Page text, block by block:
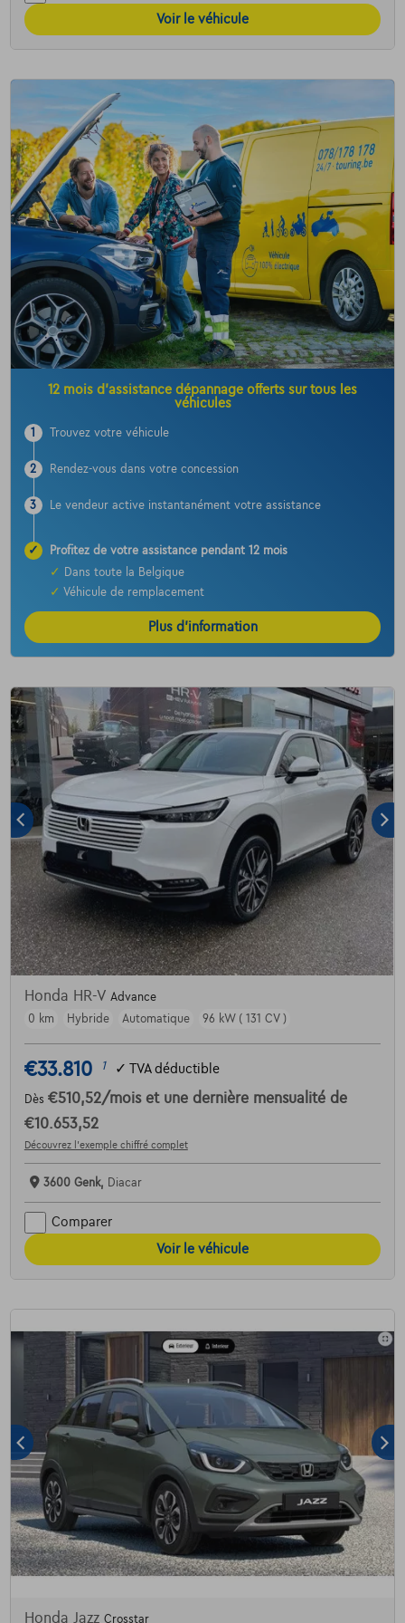
Voir le véhicule
12 mois d’assistance dépannage offerts sur tous les
véhicules
1 Trouvez votre véhicule
2 Rendez-vous dans votre concession
3 Le vendeur active instantanément votre assistance
✓
Profitez de votre assistance pendant 12 mois
✓
Dans toute la Belgique
✓ Véhicule de remplacement
Plus d’information
Honda HR-V Advance
0 km
Hybride Automatique 96 kW ( 131 CV )
€33.810 1 ✓ TVA déductible
Dès €510,52/mois et une dernière mensualité de
€10.653,52
Découvrez l’exemple chiffré complet
3600 Genk, Diacar
Comparer
Voir le véhicule
Honda Jazz Crosstar